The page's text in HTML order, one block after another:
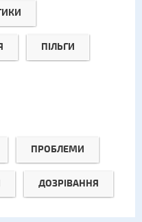
ПІЛЬГИ
ПРОБЛЕМИ
ДОЗРІВАННЯ